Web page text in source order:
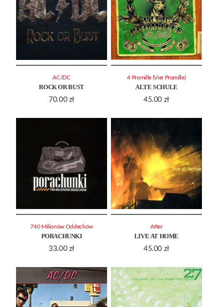
ROCK OR BUST
70.00 zł
AC/DC
ALTE SCHULE
45.00 zł
4 Promille (Vier Promille)
PORACHUNKI
33.00 zł
740 Milionów Oddechów
LIVE AT HOME
45.00 zł
After